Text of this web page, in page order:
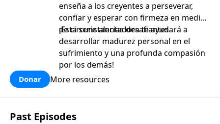
enseña a los creyentes a perseverar,
confiar y esperar con firmeza en medio
de circunstancias desafiantes.
¡Esta serie alentadora te ayudará a
desarrollar madurez personal en el
sufrimiento y una profunda compasión
por los demás!
Donar More resources
Past Episodes